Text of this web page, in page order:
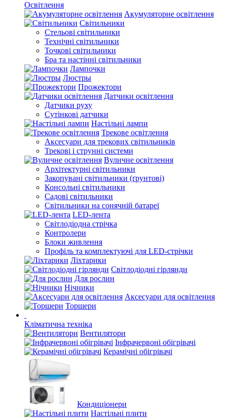
Освітлення
Акумуляторне освітлення
Світильники
Стельові світильники
Технічні світильники
Точкові світильники
Бра та настінні світильники
Лампочки
Люстры
Прожектори
Датчики освітлення
Датчики руху
Сутінкові датчики
Настільні лампи
Трекове освітлення
Аксесуари для трекових світильників
Трекові і струнні системи
Вуличне освітлення
Архітектурні світильники
Закопувані світильники (ґрунтові)
Консольні світильники
Садові світильники
Світильники на сонячній батареї
LED-лента
Світлодіодна стрічка
Контролери
Блоки живлення
Профіль та комплектуючі для LED-стрічки
Ліхтарики
Світлодіодні гірлянди
Для рослин
Нічники
Аксесуари для освітлення
Торшери
Кліматична техніка
Вентилятори
Інфрачервоні обігрівачі
Керамічні обігрівачі
Кондиціонери
Настільні плити